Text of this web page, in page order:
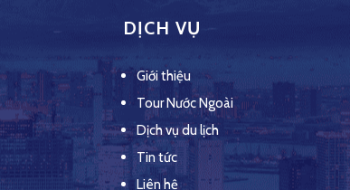
DỊCH VỤ
Giới thiệu
Tour Nước Ngoài
Dịch vụ du lịch
Tin tức
Liên hệ